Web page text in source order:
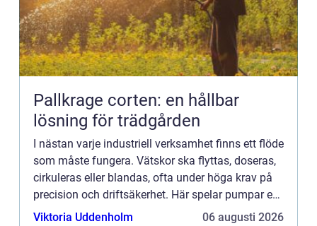
Pallkrage corten: en hållbar
lösning för trädgården
I nästan varje industriell verksamhet finns ett flöde
som måste fungera. Vätskor ska flyttas, doseras,
cirkuleras eller blandas, ofta under höga krav på
precision och driftsäkerhet. Här spelar pumpar en
avg&o...
Viktoria Uddenholm 06 augusti 2026